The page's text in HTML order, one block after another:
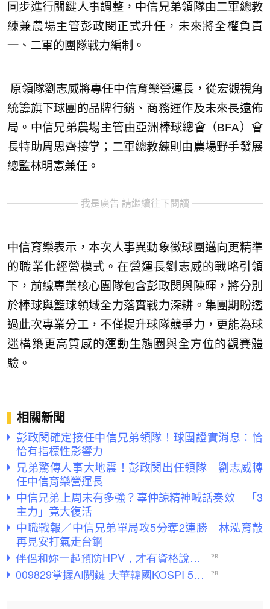
同步進行關鍵人事調整，中信兄弟領隊由二軍總教
練兼農場主管彭政閔正式升任，未來將全權負責
一、二軍的團隊戰力編制。
原領隊劉志威將專任中信育樂營運長，從宏觀視角
統籌旗下球團的品牌行銷、商務運作及未來長遠佈
局。中信兄弟農場主管由亞洲棒球總會（BFA）會
長特助周思齊接掌；二軍總教練則由農場野手發展
總監林明憲兼任。
我是廣告 請繼續往下閱讀
中信育樂表示，本次人事異動象徵球團邁向更精準
的職業化經營模式。在營運長劉志威的戰略引領
下，前線專業核心團隊包含彭政閔與陳暉，將分別
於棒球與籃球領域全力落實戰力深耕。集團期盼透
過此次專業分工，不僅提升球隊競爭力，更能為球
迷構築更高質感的運動生態圈與全方位的觀賽體
驗。
相關新聞
彭政閔確定接任中信兄弟領隊！球團證實消息：恰
恰有指標性影響力
兄弟驚傳人事大地震！彭政閔出任領隊 劉志威轉
任中信育樂營運長
中信兄弟上周末有多強？辜仲諒精神喊話奏效 「3
主力」竟大復活
中職戰報／中信兄弟單局攻5分奪2連勝 林泓育敲
再見安打氣走台鋼